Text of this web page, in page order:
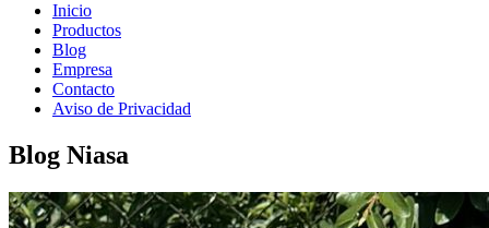
Inicio
Productos
Blog
Empresa
Contacto
Aviso de Privacidad
Blog Niasa